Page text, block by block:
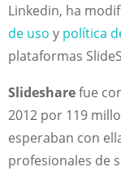
Linkedin, ha
de uso y política
plataformas
Slidesharefue
2012 por 119
esperaban con
profesionales de